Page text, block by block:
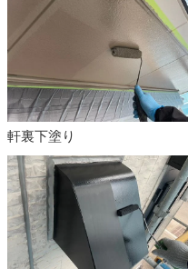
軒裏下塗り